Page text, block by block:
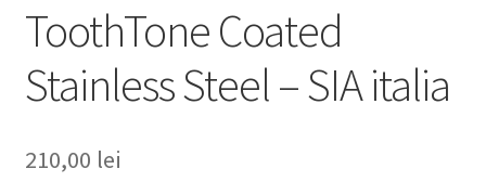
ToothTone Coated
Stainless Steel – SIA italia
210,00 lei